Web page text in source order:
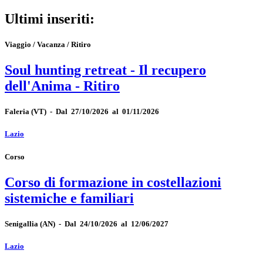
Ultimi inseriti:
Viaggio / Vacanza / Ritiro
Soul hunting retreat - Il recupero
dell'Anima - Ritiro
Faleria (VT) - Dal 27/10/2026 al 01/11/2026
Lazio
Corso
Corso di formazione in costellazioni
sistemiche e familiari
Senigallia (AN) - Dal 24/10/2026 al 12/06/2027
Lazio